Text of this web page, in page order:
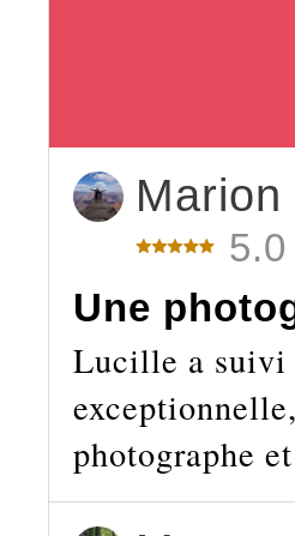
Marion
5.0
Une
Lucille a suivi
photographe